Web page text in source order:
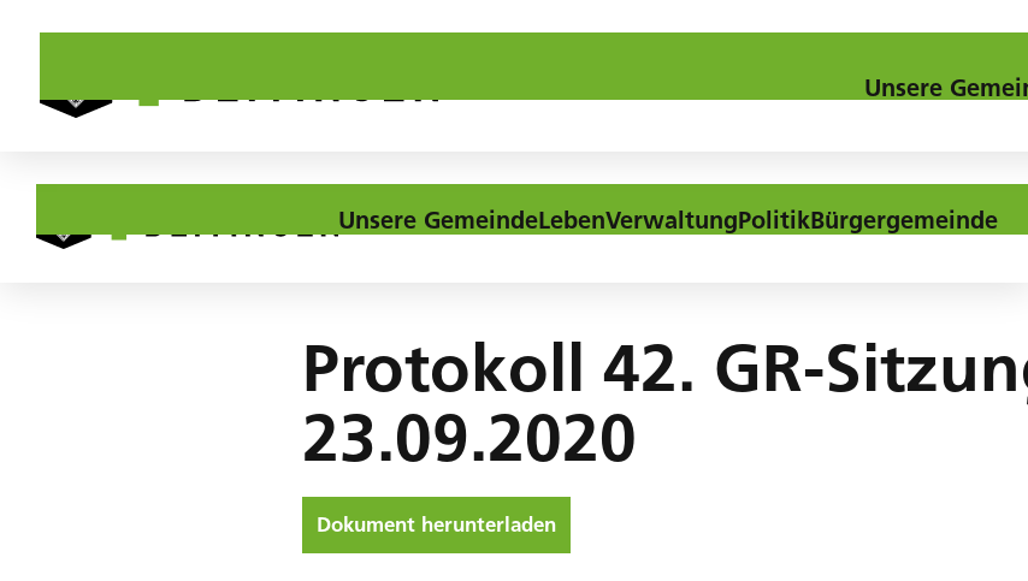
Unsere
Unsere GemeindeLebenVerwaltungPolitikBürgergemeinde
Protokoll 42. GR-Sitzung vom 23.09.2020
Protokoll 42. GR-
23.09.2020
Dokument herunterladen